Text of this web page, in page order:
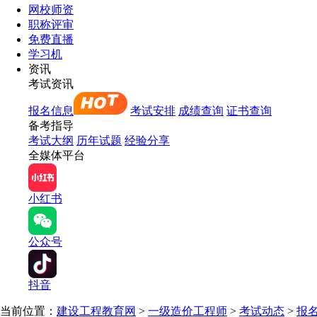
网校师资
职称评审
免费直播
学习机
资讯
考试资讯
报名信息 考试安排 成绩查询 证书查询
备考指导
考试大纲 历年试题 经验分享
全媒体平台
小红书
公众号
抖音
当前位置： 建设工程教育网 > 一级造价工程师 > 考试动态 > 报